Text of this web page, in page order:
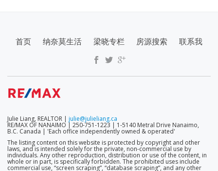
SECONDARY
MENU
首页 纳奈莫生活 梁晓专栏 房源搜索 联系我
Julie Liang, REALTOR | julie@julieliang.ca
RE/MAX OF NANAIMO | 250-751-1223 | 1-5140 Metral Drive Nanaimo,
B.C. Canada | 'Each office independently owned & operated'
The listing content on this website is protected by copyright and other
laws, and is intended solely for the private, non-commercial use by
individuals. Any other reproduction, distribution or use of the content, in
whole or in part, is specifically forbidden. The prohibited uses include
commercial use, “screen scraping”, “database scraping”, and any other